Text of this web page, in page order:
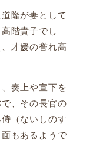
隆が妻として
階貴子でし
才媛の誉れ高
奏上や宣下を
、その長官の
（ないしのす
もあるようで